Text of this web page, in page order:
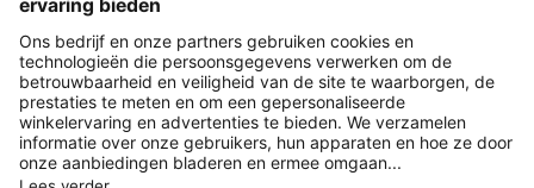
Payment and Delivery
Versleuteling met